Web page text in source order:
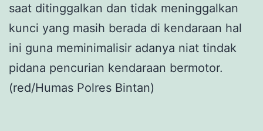
saat ditinggalkan dan tidak meninggalkan
kunci yang masih berada di kendaraan hal
ini guna meminimalisir adanya niat tindak
pidana pencurian kendaraan bermotor.
(red/Humas Polres Bintan)